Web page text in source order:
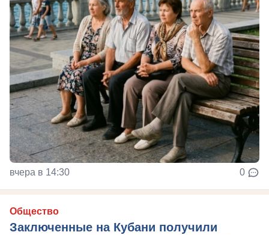
вчера в 14:30 0
Общество
Заключенные на Кубани получили